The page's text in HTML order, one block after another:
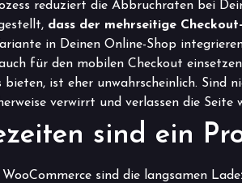
reduziert die Abbruchraten bei
dass der mehrseitige
in Deinen Online-Shop
für den mobilen Checkout
ist eher unwahrscheinlich. Sind
verwirrt und verlassen die Seite
sind ein
sind die langsamen